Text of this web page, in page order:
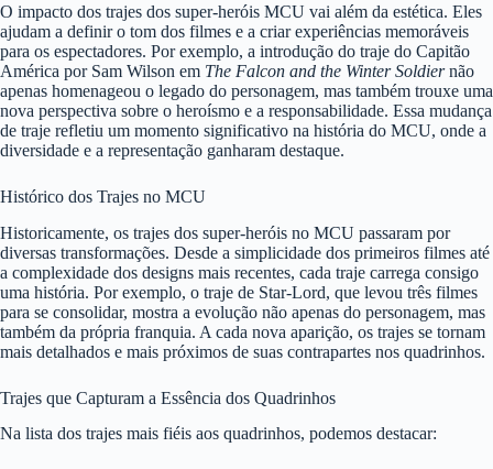
O impacto dos trajes dos super-heróis MCU vai além da estética. Eles
ajudam a definir o tom dos filmes e a criar experiências memoráveis
para os espectadores. Por exemplo, a introdução do traje do Capitão
América por Sam Wilson em The Falcon and the Winter Soldiernão
apenas homenageou o legado do personagem, mas também trouxe uma
nova perspectiva sobre o heroísmo e a responsabilidade. Essa mudança
de traje refletiu um momento significativo na história do MCU, onde a
diversidade e a representação ganharam destaque.
Histórico dos Trajes no MCU
Historicamente, os trajes dos super-heróis no MCU passaram por
diversas transformações. Desde a simplicidade dos primeiros filmes até
a complexidade dos designs mais recentes, cada traje carrega consigo
uma história. Por exemplo, o traje de Star-Lord, que levou três filmes
para se consolidar, mostra a evolução não apenas do personagem, mas
também da própria franquia. A cada nova aparição, os trajes se tornam
mais detalhados e mais próximos de suas contrapartes nos quadrinhos.
Trajes que Capturam a Essência dos Quadrinhos
Na lista dos trajes mais fiéis aos quadrinhos, podemos destacar: